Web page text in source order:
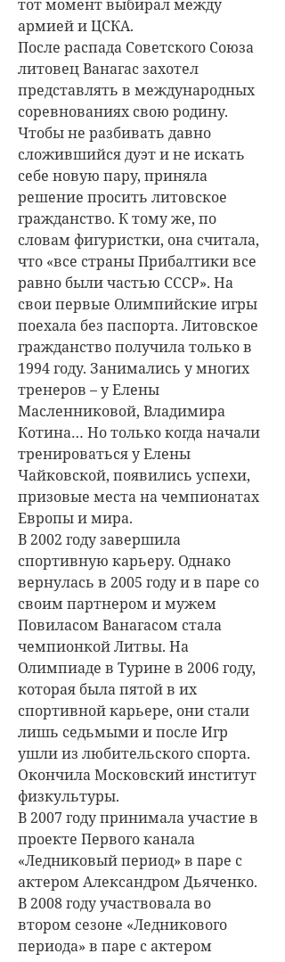
тот момент выбирал между
армией и ЦСКА.
После распада Советского Союза
литовец Ванагас захотел
представлять в международных
соревнованиях свою родину.
Чтобы не разбивать давно
сложившийся дуэт и не искать
себе новую пару, приняла
решение просить литовское
гражданство. К тому же, по
словам фигуристки, она считала,
что «все страны Прибалтики все
равно были частью СССР». На
свои первые Олимпийские игры
поехала без паспорта. Литовское
гражданство получила только в
1994 году. Занимались у многих
тренеров – у Елены
Масленниковой, Владимира
Котина… Но только когда начали
тренироваться у Елены
Чайковской, появились успехи,
призовые места на чемпионатах
Европы и мира.
В 2002 году завершила
спортивную карьеру. Однако
вернулась в 2005 году и в паре со
своим партнером и мужем
Повиласом Ванагасом стала
чемпионкой Литвы. На
Олимпиаде в Турине в 2006 году,
которая была пятой в их
спортивной карьере, они стали
лишь седьмыми и после Игр
ушли из любительского спорта.
Окончила Московский институт
физкультуры.
В 2007 году принимала участие в
проекте Первого канала
«Ледниковый период» в паре с
актером Александром Дьяченко.
В 2008 году участвовала во
втором сезоне «Ледникового
периода» в паре с актером